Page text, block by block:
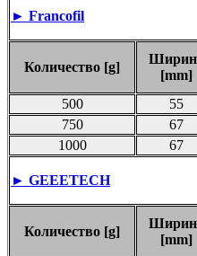
► Francofil
Количество [g]
[mm]
500 55
750
67
1000
67
► GEEETECH
Количество [g]
[mm]